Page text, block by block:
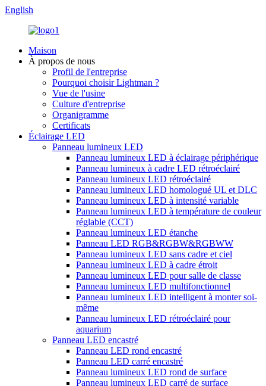
English
Maison
À propos de nous
Profil de l'entreprise
Pourquoi choisir Lightman ?
Vue de l'usine
Culture d'entreprise
Organigramme
Certificats
Éclairage LED
Panneau lumineux LED
Panneau lumineux LED à éclairage périphérique
Panneau lumineux à cadre LED rétroéclairé
Panneau lumineux LED rétroéclairé
Panneau lumineux LED homologué UL et DLC
Panneau lumineux LED à intensité variable
Panneau lumineux LED à température de couleur
réglable (CCT)
Panneau lumineux LED étanche
Panneau LED RGB&RGBW&RGBWW
Panneau lumineux LED sans cadre et ciel
Panneau lumineux LED à cadre étroit
Panneau lumineux LED pour salle de classe
Panneau lumineux LED multifonctionnel
Panneau lumineux LED intelligent à monter soi-
même
Panneau lumineux LED rétroéclairé pour
aquarium
Panneau LED encastré
Panneau LED rond encastré
Panneau LED carré encastré
Panneau lumineux LED rond de surface
Panneau lumineux LED carré de surface